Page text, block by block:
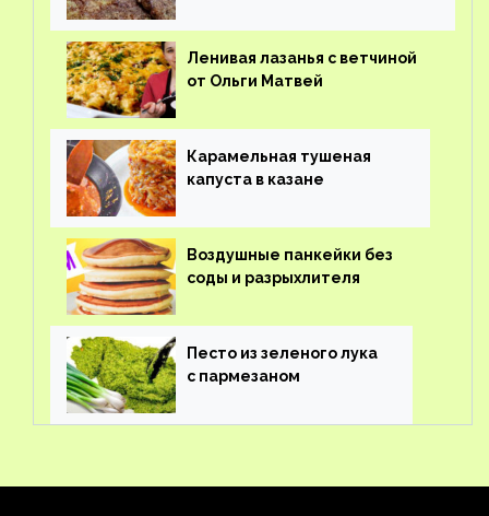
Ленивая лазанья с ветчиной
от Ольги Матвей
Карамельная тушеная
капуста в казане
Воздушные панкейки без
соды и разрыхлителя
Песто из зеленого лука
с пармезаном